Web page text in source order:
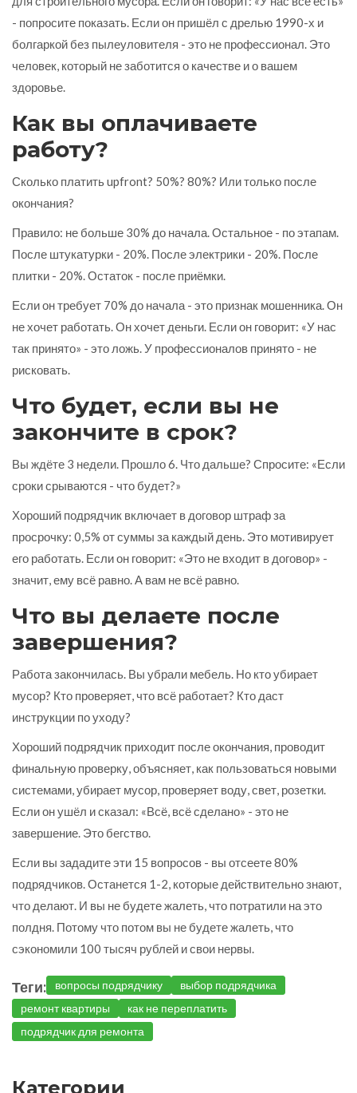
- попросите показать. Если он пришёл с дрелью 1990-х и
болгаркой без пылеуловителя - это не профессионал. Это
человек, который не заботится о качестве и о вашем
здоровье.
Как вы оплачиваете
работу?
Сколько платить upfront? 50%? 80%? Или только после
окончания?
Правило: не больше 30% до начала. Остальное - по этапам.
После штукатурки - 20%. После электрики - 20%. После
плитки - 20%. Остаток - после приёмки.
Если он требует 70% до начала - это признак мошенника. Он
не хочет работать. Он хочет деньги. Если он говорит: «У нас
так принято» - это ложь. У профессионалов принято - не
рисковать.
Что будет, если вы не
закончите в срок?
Вы ждёте 3 недели. Прошло 6. Что дальше? Спросите: «Если
сроки срываются - что будет?»
Хороший подрядчик включает в договор штраф за
просрочку: 0,5% от суммы за каждый день. Это мотивирует
его работать. Если он говорит: «Это не входит в договор» -
значит, ему всё равно. А вам не всё равно.
Что вы делаете после
завершения?
Работа закончилась. Вы убрали мебель. Но кто убирает
мусор? Кто проверяет, что всё работает? Кто даст
инструкции по уходу?
Хороший подрядчик приходит после окончания, проводит
финальную проверку, объясняет, как пользоваться новыми
системами, убирает мусор, проверяет воду, свет, розетки.
Если он ушёл и сказал: «Всё, всё сделано» - это не
завершение. Это бегство.
Если вы зададите эти 15 вопросов - вы отсеете 80%
подрядчиков. Останется 1-2, которые действительно знают,
что делают. И вы не будете жалеть, что потратили на это
полдня. Потому что потом вы не будете жалеть, что
сэкономили 100 тысяч рублей и свои нервы.
Теги: вопросы подрядчику
выбор подрядчика
ремонт квартиры
как не переплатить
подрядчик для ремонта
Категории